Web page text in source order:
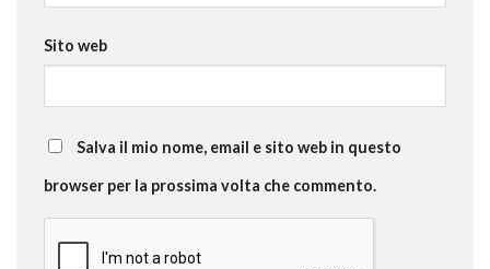
Sito web
Salva il mio nome, email e sito web in questo
browser per la prossima volta che commento.